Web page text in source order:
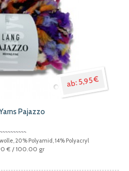
5,95 €
Pajazzo
20% Polyamid, 14% Polyacryl
€ / 100.00 gr